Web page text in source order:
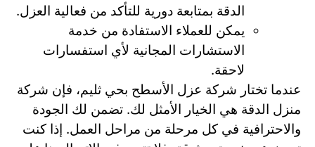
الدقة بمتابعة دورية للتأكد من فعالية العزل.
يمكن للعملاء الاستفادة من خدمة
الاستشارات المجانية لأي استفسارات
لاحقة.
عندما تختار شركة عزل الأسطح بحي ثليم، فإن شركة
منزل الدقة هي الخيار الأمثل لك. تضمن لك الجودة
والاحترافية في كل مرحلة من مراحل العمل. إذا كنت